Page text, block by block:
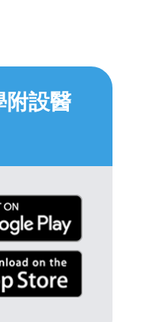
附設醫